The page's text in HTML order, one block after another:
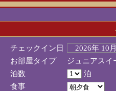
チェックイン日
2026年 10
お部屋タイプ
ジュニアス
泊数
泊
食事